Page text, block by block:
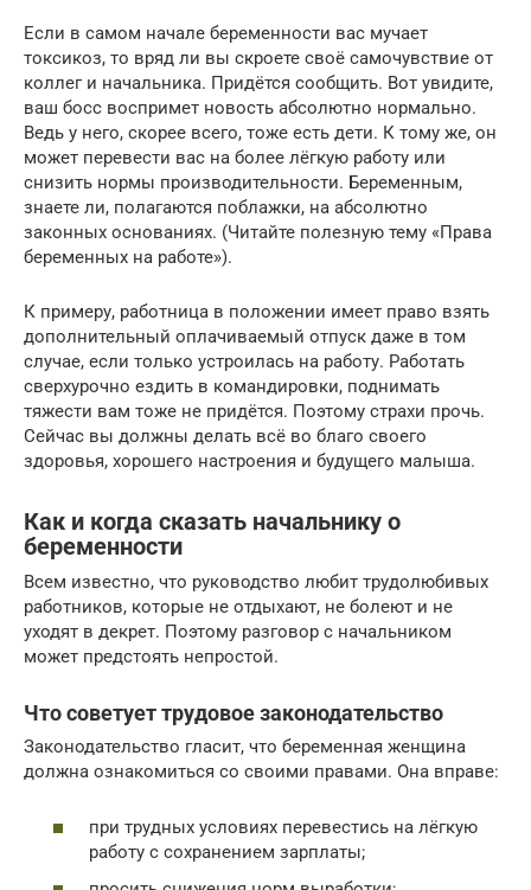
Если в самом начале беременности вас мучает
токсикоз, то вряд ли вы скроете своё самочувствие от
коллег и начальника. Придётся сообщить. Вот увидите,
ваш босс воспримет новость абсолютно нормально.
Ведь у него, скорее всего, тоже есть дети. К тому же, он
может перевести вас на более лёгкую работу или
снизить нормы производительности. Беременным,
знаете ли, полагаются поблажки, на абсолютно
законных основаниях. (Читайте полезную тему «Права
беременных на работе»).
К примеру, работница в положении имеет право взять
дополнительный оплачиваемый отпуск даже в том
случае, если только устроилась на работу. Работать
сверхурочно ездить в командировки, поднимать
тяжести вам тоже не придётся. Поэтому страхи прочь.
Сейчас вы должны делать всё во благо своего
здоровья, хорошего настроения и будущего малыша.
Как и когда сказать начальнику о
беременности
Всем известно, что руководство любит трудолюбивых
работников, которые не отдыхают, не болеют и не
уходят в декрет. Поэтому разговор с начальником
может предстоять непростой.
Что советует трудовое законодательство
Законодательство гласит, что беременная женщина
должна ознакомиться со своими правами. Она вправе:
при трудных условиях перевестись на лёгкую
работу с сохранением зарплаты;